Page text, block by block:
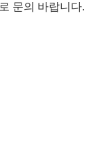
로 문의 바랍니다.